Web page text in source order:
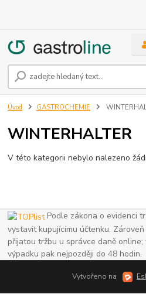
Úvod GASTROCHEMIE
WINTERHALTER
V této kategorii nebylo nalezeno
Podle zákona o evidenci
vystavit kupujícímu účtenku.
přijatou tržbu u správce daně
výpadku pak nejpozději do 48 hodin.
Vytvořeno na